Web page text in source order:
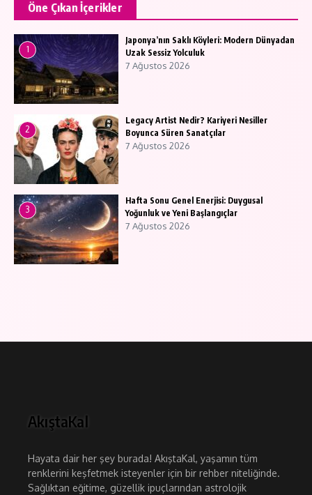
Öne Çıkan İçerikler
1
Japonya’nın Saklı Köyleri: Modern Dünyadan
Uzak Sessiz Yolculuk
7 Ağustos 2026
2
Legacy Artist Nedir? Kariyeri Nesiller
Boyunca Süren Sanatçılar
7 Ağustos 2026
3
Hafta Sonu Genel Enerjisi: Duygusal
Yoğunluk ve Yeni Başlangıçlar
7 Ağustos 2026
AkıştaKal
Hayata dair her şey burada! AkıştaKal, yaşamın tüm
renklerini keşfetmek isteyenler için bir rehber niteliğinde.
Sağlıktan eğitime, güzellik ipuçlarından astrolojik